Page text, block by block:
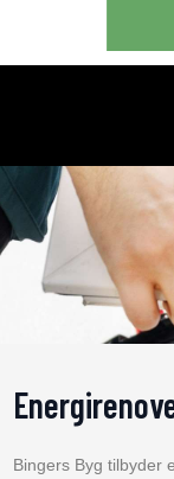
Bingers Byg tilbyder